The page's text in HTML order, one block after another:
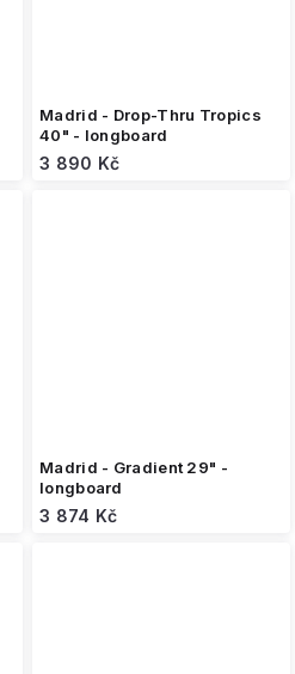
Madrid - Drop-Thru Tropics
40" - longboard
3 890 Kč
Madrid - Gradient 29" -
longboard
3 874 Kč